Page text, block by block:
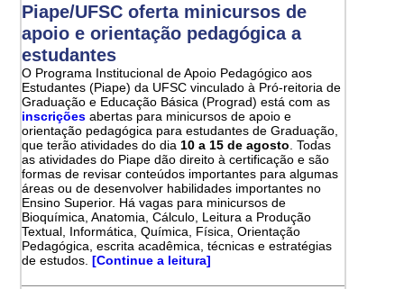
Piape/UFSC oferta minicursos de
apoio e orientação pedagógica a
estudantes
O Programa Institucional de Apoio Pedagógico aos
Estudantes (Piape) da UFSC vinculado à Pró-reitoria de
Graduação e Educação Básica (Prograd) está com as
inscrições abertas para minicursos de apoio e
orientação pedagógica para estudantes de Graduação,
que terão atividades do dia 10 a 15 de agosto . Todas
as atividades do Piape dão direito à certificação e são
formas de revisar conteúdos importantes para algumas
áreas ou de desenvolver habilidades importantes no
Ensino Superior. Há vagas para minicursos de
Bioquímica, Anatomia, Cálculo, Leitura a Produção
Textual, Informática, Química, Física, Orientação
Pedagógica, escrita acadêmica, técnicas e estratégias
de estudos. [Continue a leitura]